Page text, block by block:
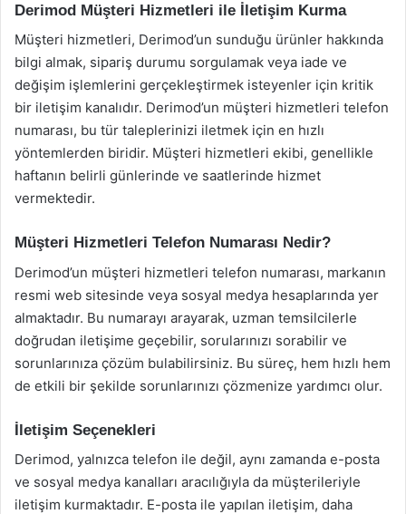
Derimod Müşteri Hizmetleri ile İletişim Kurma
Müşteri hizmetleri, Derimod’un sunduğu ürünler hakkında
bilgi almak, sipariş durumu sorgulamak veya iade ve
değişim işlemlerini gerçekleştirmek isteyenler için kritik
bir iletişim kanalıdır. Derimod’un müşteri hizmetleri telefon
numarası, bu tür taleplerinizi iletmek için en hızlı
yöntemlerden biridir. Müşteri hizmetleri ekibi, genellikle
haftanın belirli günlerinde ve saatlerinde hizmet
vermektedir.
Müşteri Hizmetleri Telefon Numarası Nedir?
Derimod’un müşteri hizmetleri telefon numarası, markanın
resmi web sitesinde veya sosyal medya hesaplarında yer
almaktadır. Bu numarayı arayarak, uzman temsilcilerle
doğrudan iletişime geçebilir, sorularınızı sorabilir ve
sorunlarınıza çözüm bulabilirsiniz. Bu süreç, hem hızlı hem
de etkili bir şekilde sorunlarınızı çözmenize yardımcı olur.
İletişim Seçenekleri
Derimod, yalnızca telefon ile değil, aynı zamanda e-posta
ve sosyal medya kanalları aracılığıyla da müşterileriyle
iletişim kurmaktadır. E-posta ile yapılan iletişim, daha